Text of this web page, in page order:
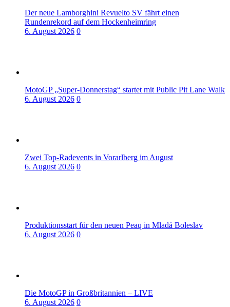
Der neue Lamborghini Revuelto SV fährt einen
Rundenrekord auf dem Hockenheimring
6. August 2026 0
MotoGP „Super-Donnerstag“ startet mit Public Pit Lane Walk
6. August 2026 0
Zwei Top-Radevents in Vorarlberg im August
6. August 2026 0
Produktionsstart für den neuen Peaq in Mladá Boleslav
6. August 2026 0
Die MotoGP in Großbritannien – LIVE
6. August 2026 0